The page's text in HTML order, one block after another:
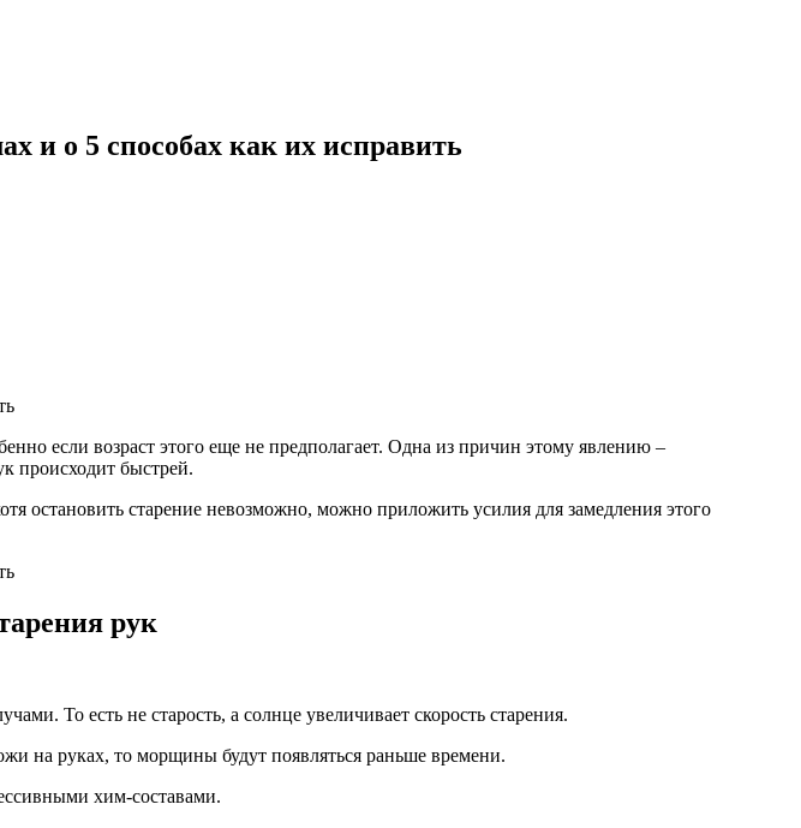
и о 5 способах как их исправить
если возраст этого еще не предполагает. Одна из причин этому явлению –
происходит быстрей.
остановить старение невозможно, можно приложить усилия для замедления этого
рук
То есть не старость, а солнце увеличивает скорость старения.
на руках, то морщины будут появляться раньше времени.
хим-составами.